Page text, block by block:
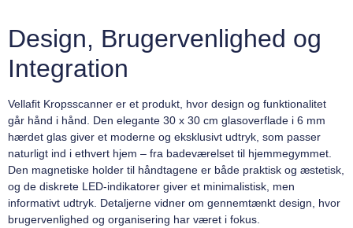
Design, Brugervenlighed og
Integration
Vellafit Kropsscanner er et produkt, hvor design og funktionalitet
går hånd i hånd. Den elegante 30 x 30 cm glasoverflade i 6 mm
hærdet glas giver et moderne og eksklusivt udtryk, som passer
naturligt ind i ethvert hjem – fra badeværelset til hjemmegymmet.
Den magnetiske holder til håndtagene er både praktisk og æstetisk,
og de diskrete LED-indikatorer giver et minimalistisk, men
informativt udtryk. Detaljerne vidner om gennemtænkt design, hvor
brugervenlighed og organisering har været i fokus.